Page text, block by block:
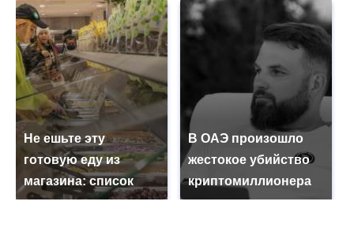
Не ешьте эту
готовую еду из
магазина: список
В ОАЭ произошло
жестокое убийство
криптомиллионера